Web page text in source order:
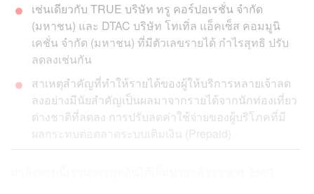
เช่นเดียวกับ TRUE บริษัท ทรู คอร์ปอเรชั่น จํากัด
(มหาชน) และ DTAC บริษัท โทเทิ่ล แอ็คเซ็ส คอมมูนิ
เคชั่น จำกัด (มหาชน) ที่มีตัวเลขรายได้ กำไรสุทธิ ปรับ
ลดลงเช่นกัน
สาเหตุสำคัญที่ทำให้รายได้ของผู้ให้บริการหลายเจ้าลด
ลงอย่างมีนัยสำคัญเป็นผลมาจากรายได้จากนักท่องเที่ยว
ต่างชาติที่ลดลง การปรับลดค่าใช้จ่ายของผู้บริโภคที่มี
ผลกระทบต่อตลาดระบบเติมเงิน (Prepaid)